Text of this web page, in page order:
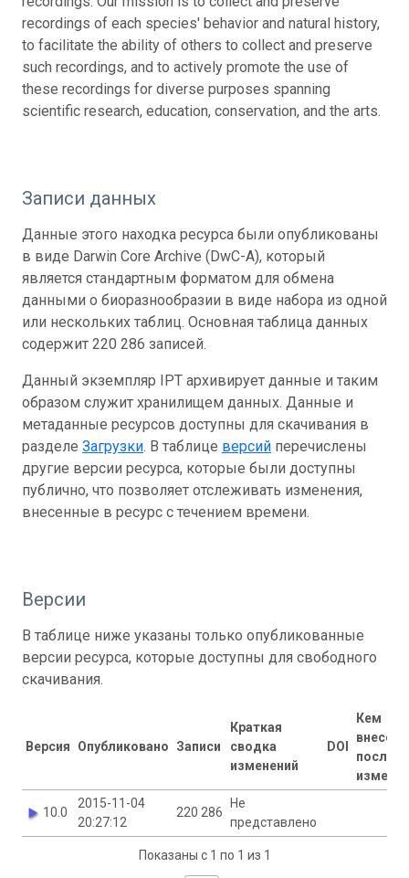
recordings of each species' behavior and natural history,
to facilitate the ability of others to collect and preserve
such recordings, and to actively promote the use of
these recordings for diverse purposes spanning
scientific research, education, conservation, and the arts.
Записи данных
Данные этого находка ресурса были опубликованы
в виде Darwin Core Archive (DwC-A), который
является стандартным форматом для обмена
данными о биоразнообразии в виде набора из одной
или нескольких таблиц. Основная таблица данных
содержит 220 286 записей.
Данный экземпляр IPT архивирует данные и таким
образом служит хранилищем данных. Данные и
метаданные ресурсов доступны для скачивания в
разделе Загрузки. В таблице версий перечислены
другие версии ресурса, которые были доступны
публично, что позволяет отслеживать изменения,
внесенные в ресурс с течением времени.
Версии
В таблице ниже указаны только опубликованные
версии ресурса, которые доступны для свободного
скачивания.
Версия Опубликовано Записи
Краткая
сводка
изменений
DOI
Кем
10.0
2015-11-04
20:27:12
220 286
Не
представлено
Показаны с 1 по 1 из 1